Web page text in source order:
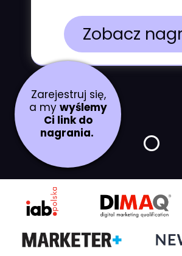
Zobacz
Zarejestruj się,
a my wyślemy
Ci link do
nagrania.